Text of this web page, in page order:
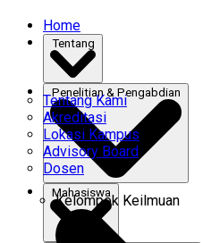
Home
Tentang Kami
Akreditasi
Lokasi Kampus
Advisory Board
Dosen
Kelompok Keilmuan
Mahasiswa